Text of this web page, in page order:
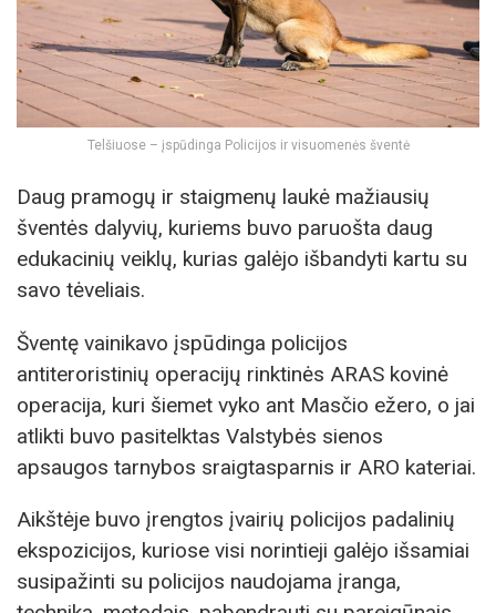
Telšiuose – įspūdinga Policijos ir visuomenės šventė
Daug pramogų ir staigmenų laukė mažiausių
šventės dalyvių, kuriems buvo paruošta daug
edukacinių veiklų, kurias galėjo išbandyti kartu su
savo tėveliais.
Šventę vainikavo įspūdinga policijos
antiteroristinių operacijų rinktinės ARAS kovinė
operacija, kuri šiemet vyko ant Masčio ežero, o jai
atlikti buvo pasitelktas Valstybės sienos
apsaugos tarnybos sraigtasparnis ir ARO kateriai.
Aikštėje buvo įrengtos įvairių policijos padalinių
ekspozicijos, kuriose visi norintieji galėjo išsamiai
susipažinti su policijos naudojama įranga,